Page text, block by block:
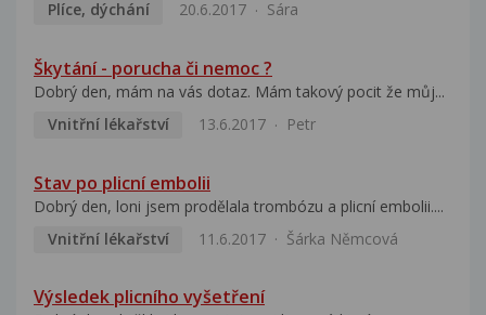
Plíce, dýchání
20.6.2017 Sára
Škytání - porucha či nemoc ?
Dobrý den, mám na vás dotaz. Mám takový pocit že můj...
Vnitřní lékařství
13.6.2017 Petr
Stav po plicní embolii
Dobrý den, loni jsem prodělala trombózu a plicní embolii....
Vnitřní lékařství
11.6.2017 Šárka Němcová
Výsledek plicního vyšetření